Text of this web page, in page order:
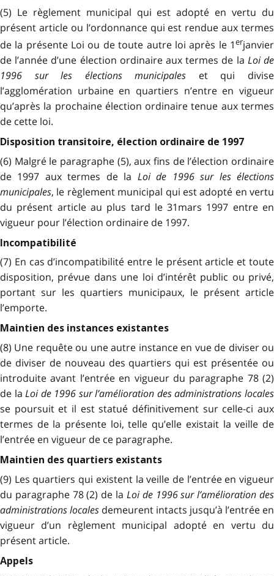
(5) Le règlement municipal qui est adopté en vertu du
présent article ou l’ordonnance qui est rendue aux termes
de la présente Loi ou de toute autre loi après le 1erjanvier
de l’année d’une élection ordinaire aux termes de la Loi de
1996 sur les élections municipales et qui divise
l’agglomération urbaine en quartiers n’entre en vigueur
qu’après la prochaine élection ordinaire tenue aux termes
de cette loi.
Disposition transitoire, élection ordinaire de 1997
(6) Malgré le paragraphe (5), aux fins de l’élection ordinaire
de 1997 aux termes de la Loi de 1996 sur les élections
municipales, le règlement municipal qui est adopté en vertu
du présent article au plus tard le 31mars 1997 entre en
vigueur pour l’élection ordinaire de 1997.
Incompatibilité
(7) En cas d’incompatibilité entre le présent article et toute
disposition, prévue dans une loi d’intérêt public ou privé,
portant sur les quartiers municipaux, le présent article
l’emporte.
Maintien des instances existantes
(8) Une requête ou une autre instance en vue de diviser ou
de diviser de nouveau des quartiers qui est présentée ou
introduite avant l’entrée en vigueur du paragraphe 78 (2)
de laLoi de 1996 sur l’amélioration des administrations locales
se poursuit et il est statué définitivement sur celle-ci aux
termes de la présente loi, telle qu’elle existait la veille de
l’entrée en vigueur de ce paragraphe.
Maintien des quartiers existants
(9) Les quartiers qui existent la veille de l’entrée en vigueur
du paragraphe 78 (2) de la Loi de 1996 sur l’amélioration des
administrations locales demeurent intacts jusqu’à l’entrée en
vigueur d’un règlement municipal adopté en vertu du
présent article.
Appels